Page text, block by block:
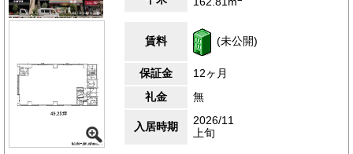
賃料 (未公開)
保証金
12ヶ月
礼金
無
入居時期
2026/11
上旬